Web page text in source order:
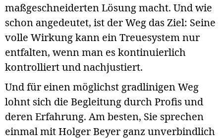
maßgeschneiderten Lösung macht. Und wie
schon angedeutet, ist der Weg das Ziel: Seine
volle Wirkung kann ein Treuesystem nur
entfalten, wenn man es kontinuierlich
kontrolliert und nachjustiert.
Und für einen möglichst gradlinigen Weg
lohnt sich die Begleitung durch Profis und
deren Erfahrung. Am besten, Sie sprechen
einmal mit Holger Beyer ganz unverbindlich